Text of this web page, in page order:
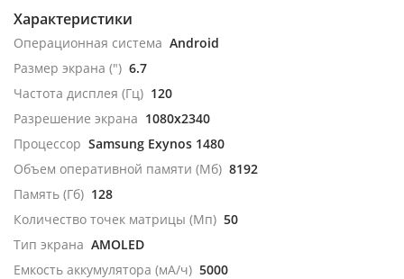
Характеристики
Операционная система Android
Размер экрана (") 6.7
Частота дисплея (Гц) 120
Разрешение экрана 1080x2340
Процессор Samsung Exynos 1480
Объем оперативной памяти (Мб) 8192
Память (Гб) 128
Количество точек матрицы (Мп) 50
Тип экрана AMOLED
Емкость аккумулятора (мА/ч) 5000